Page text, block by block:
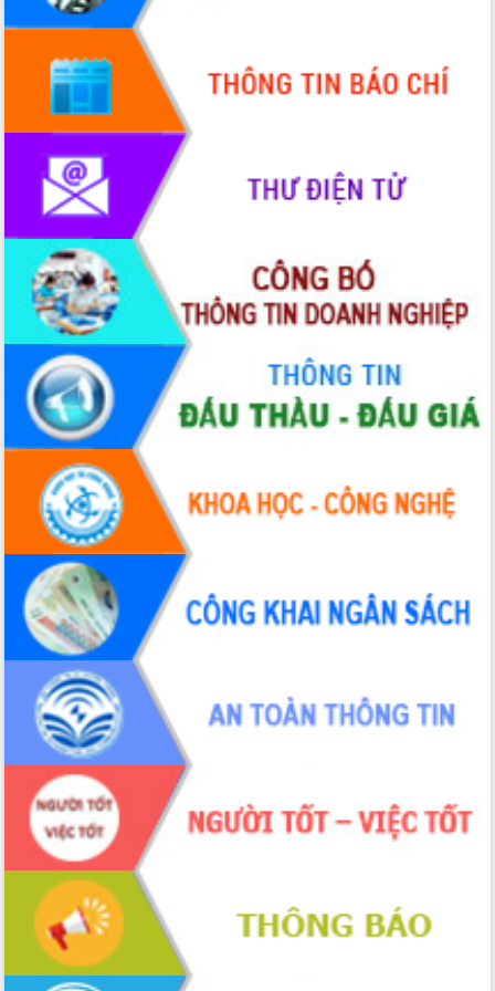
đến năm 2050
Phát động chiến dịch 30 ngày đêm
giải phóng mặt bằng Tuyến đường bộ
ven biển
Đắk Lắk nỗ lực thúc đẩy tăng trưởng
kinh tế từ 10% trở lên trong Quý
II/2026
Đắk Lắk ký kết thỏa thuận hợp tác về
chuyển đổi số giai đoạn 2026 – 2030
với Tập đoàn Bưu chính Viễn thông
Việt Nam
Thứ trưởng Bộ Y tế làm việc với tỉnh
Đắk Lắk về phát triển nhân lực y tế
cho trạm y tế cấp xã
Du lịch Đắk Lắk nâng tầm trải nghiệm
du khách thông qua Hệ thống cơ sở dữ
liệu và Bản đồ số
Tập huấn ứng dụng trí tuệ nhân tạo (AI)
trong thương mại điện tử năm 2026
Đoàn đại biểu Quốc hội tỉnh Đắk Lắk
trao đổi thông tin trước Kỳ họp thứ
nhất, Quốc hội khóa XVI
Quyết liệt cải cách hành chính, khơi
thông nguồn lực phát triển
Nâng cao hiệu lực, hiệu quả HĐND
tỉnh thông qua hiện đại hóa hành chính
Xã Ea Phê gắn cải cách hành chính với
chuyển đổi số
Phó Chủ tịch Thường trực UBND tỉnh
Hồ Thị Nguyên Thảo làm việc tại Trung
tâm Phục vụ hành chính công xã Ea
Xây dựng nền hành chính số đồng
hành cùng nông dân dân, doanh nghiệp
Giai đoạn 2026-2030, Đắk Lắk phấn
đấu có 77% xã đạt chuẩn nông thôn
Chuyển đổi số 'mở đường' cho nông
nghiệp Đắk Lắk tăng trưởng bứt phá
Triển khai đồng bộ đo đạc, lập hồ sơ
địa chính, hoàn thiện cơ sở dữ liệu đất